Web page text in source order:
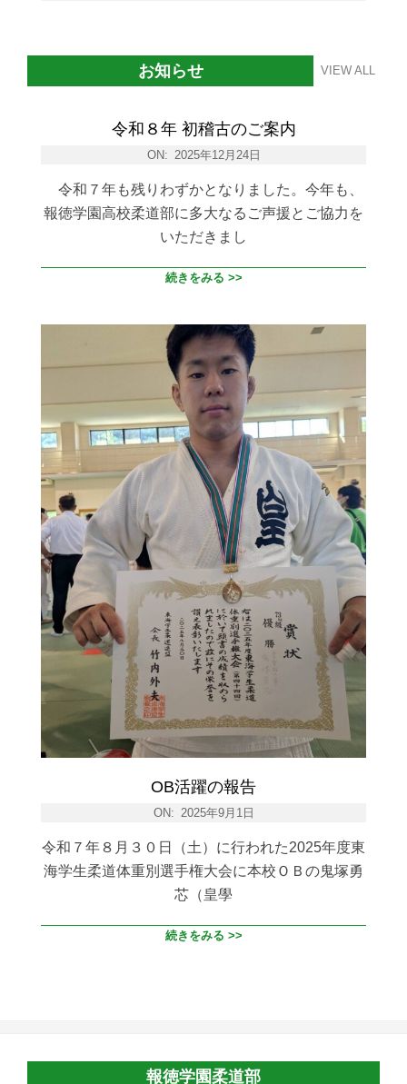
お知らせ VIEW ALL
令和８年 初稽古のご案内
ON: 2025年12月24日
令和７年も残りわずかとなりました。今年も、
報徳学園高校柔道部に多大なるご声援とご協力を
いただきまし
続きをみる >>
OB活躍の報告
ON: 2025年9月1日
令和７年８月３０日（土）に行われた2025年度東
海学生柔道体重別選手権大会に本校ＯＢの鬼塚勇
芯（皇學
続きをみる >>
報徳学園柔道部